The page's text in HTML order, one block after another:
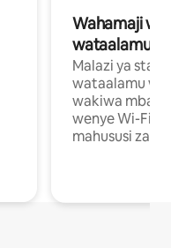
Wahamaji
wataalamu
Malazi ya
wataalamu
wakiwa mbali
wenye Wi-Fi
mahususi za